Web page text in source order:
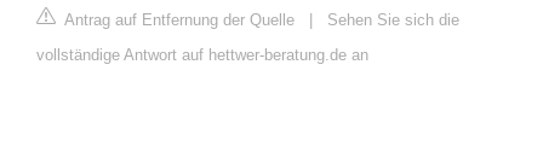
Antrag auf Entfernung der Quelle | Sehen Sie sich die
vollständige Antwort auf hettwer-beratung.de an